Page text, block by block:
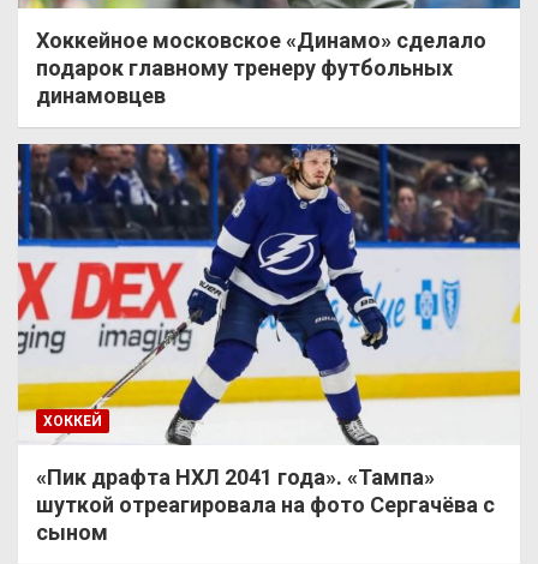
Хоккейное московское «Динамо» сделало
подарок главному тренеру футбольных
динамовцев
ХОККЕЙ
«Пик драфта НХЛ 2041 года». «Тампа»
шуткой отреагировала на фото Сергачёва с
сыном